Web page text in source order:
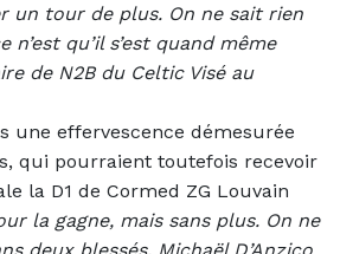
un tour de plus. On ne sait rien
n’est qu’il s’est quand même
de N2B du Celtic Visé au
une effervescence démesurée
qui pourraient toutefois recevoir
la D1 de Cormed ZG Louvain
la gagne, mais sans plus. On ne